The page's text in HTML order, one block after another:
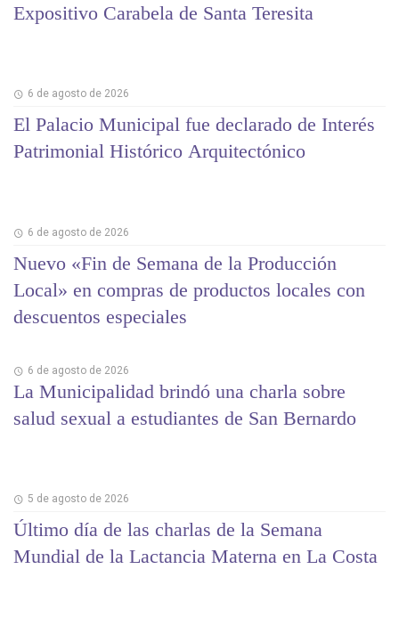
Expositivo Carabela de Santa Teresita
6 de agosto de 2026
El Palacio Municipal fue declarado de Interés
Patrimonial Histórico Arquitectónico
6 de agosto de 2026
Nuevo «Fin de Semana de la Producción
Local» en compras de productos locales con
descuentos especiales
6 de agosto de 2026
La Municipalidad brindó una charla sobre
salud sexual a estudiantes de San Bernardo
5 de agosto de 2026
Último día de las charlas de la Semana
Mundial de la Lactancia Materna en La Costa